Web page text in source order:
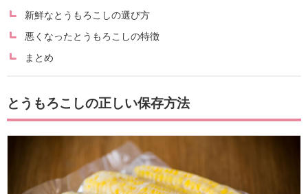
新鮮なとうもろこしの選び方
悪くなったとうもろこしの特徴
まとめ
とうもろこしの正しい保存方法